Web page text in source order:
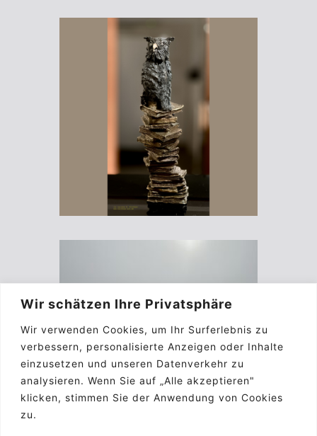
Wir schätzen Ihre Privatsphäre
Wir verwenden Cookies, um Ihr Surferlebnis zu
verbessern, personalisierte Anzeigen oder Inhalte
einzusetzen und unseren Datenverkehr zu
analysieren. Wenn Sie auf „Alle akzeptieren"
klicken, stimmen Sie der Anwendung von Cookies
zu.